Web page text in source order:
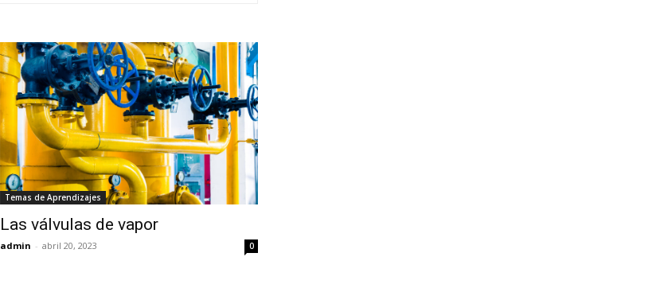
Temas de Aprendizajes
Las válvulas de vapor
admin - abril 20, 2023 0